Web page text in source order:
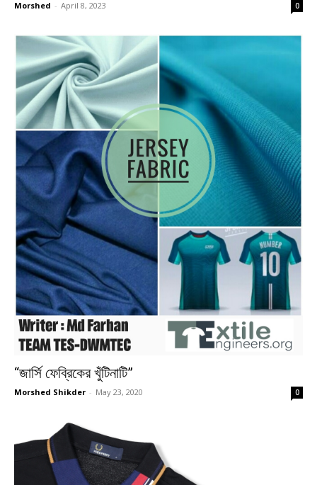
Morshed - April 8, 2023 0
“জার্সি ফেব্রিকের খুঁটিনাটি”
Morshed Shikder - May 23, 2020 0